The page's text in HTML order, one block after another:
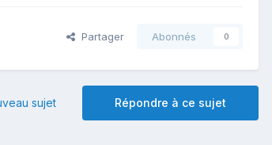
Partager Abonnés 0
Répondre à ce sujet
sujet